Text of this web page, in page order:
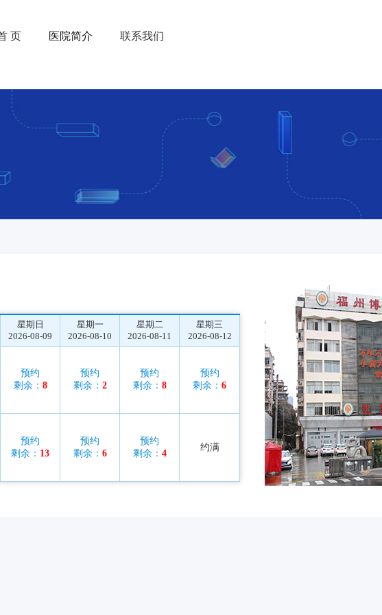
页 医院简介 联系我们
星期日
2026-08-09
星期一
2026-08-10
星期二
2026-08-11
星期三
2026-08-12
预约
剩余： 8
预约
剩余： 2
预约
剩余： 8
预约
剩余： 6
预约
剩余： 13
预约
剩余： 6
预约
剩余： 4
约满